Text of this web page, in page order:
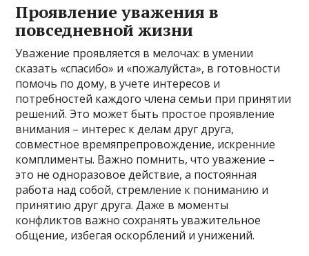
Проявление уважения в
повседневной жизни
Уважение проявляется в мелочах: в умении
сказать «спасибо» и «пожалуйста», в готовности
помочь по дому, в учете интересов и
потребностей каждого члена семьи при принятии
решений. Это может быть простое проявление
внимания – интерес к делам друг друга,
совместное времяпрепровождение, искренние
комплименты. Важно помнить, что уважение –
это не одноразовое действие, а постоянная
работа над собой, стремление к пониманию и
принятию друг друга. Даже в моменты
конфликтов важно сохранять уважительное
общение, избегая оскорблений и унижений.